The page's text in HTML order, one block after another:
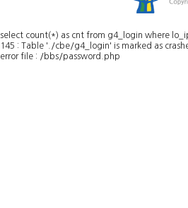
select count(*) as cnt from g4_login where
145 : Table './cbe/g4_login' is marked as
error file : /bbs/password.php